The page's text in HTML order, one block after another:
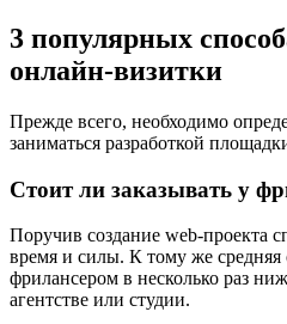
3 популярных
онлайн-визитки
Прежде всего, необходимо
заниматься разработкой
Стоит ли заказывать у
Поручив создание web-проекта
время и силы. К тому же средняя
фрилансером в несколько раз
агентстве или студии.